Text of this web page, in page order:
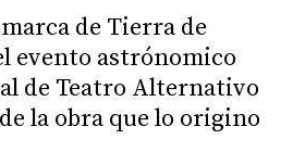
de Tierra de
evento astrónomico
de Teatro Alternativo
la obra que lo origino